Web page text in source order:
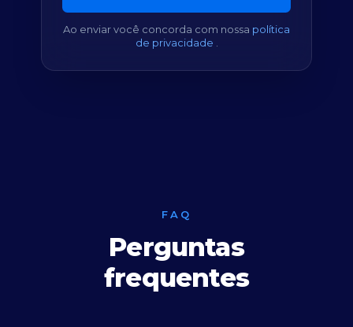
Ao enviar você concorda com nossa política
de privacidade .
FAQ
Perguntas
frequentes